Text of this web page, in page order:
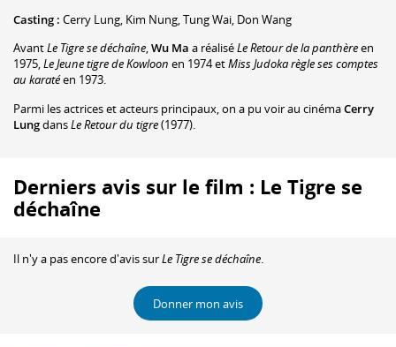
Casting : Cerry Lung, Kim Nung,Tung Wai, Don Wang
AvantLe Tigre se déchaîne,Wu Ma a réaliséLe Retour de la panthèreen
1975,Le Jeune tigre de Kowloon en 1974 etMiss Judoka règle ses comptes
au karatéen 1973.
Parmi les actrices et acteurs principaux, on a pu voir au cinémaCerry
LungdansLe Retour du tigre(1977).
Derniers avis sur le film : Le Tigre se
déchaîne
Il n'y a pas encore d'avis surLe Tigre se déchaîne.
Donner mon avis